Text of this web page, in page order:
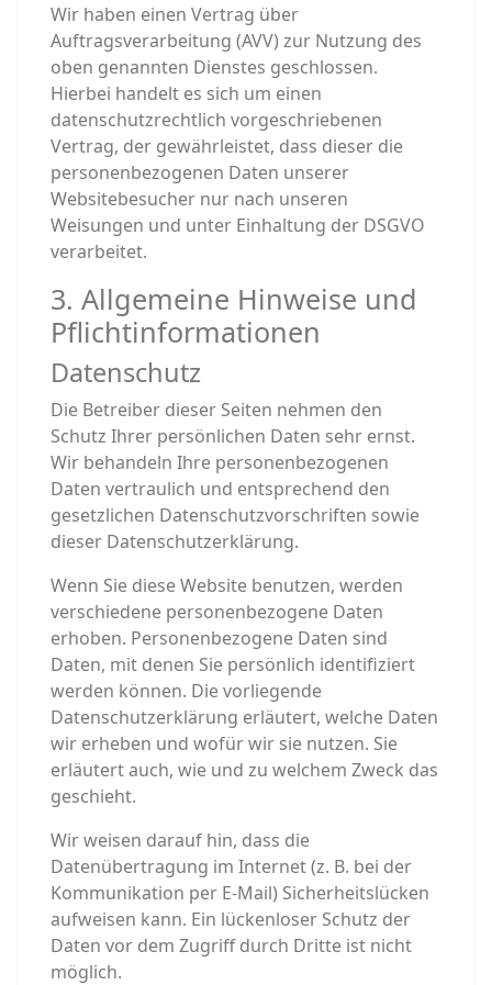
Wir haben einen Vertrag über
Auftragsverarbeitung (AVV) zur Nutzung des
oben genannten Dienstes geschlossen.
Hierbei handelt es sich um einen
datenschutzrechtlich vorgeschriebenen
Vertrag, der gewährleistet, dass dieser die
personenbezogenen Daten unserer
Websitebesucher nur nach unseren
Weisungen und unter Einhaltung der DSGVO
verarbeitet.
3. Allgemeine Hinweise und
Pflicht­informationen
Datenschutz
Die Betreiber dieser Seiten nehmen den
Schutz Ihrer persönlichen Daten sehr ernst.
Wir behandeln Ihre personenbezogenen
Daten vertraulich und entsprechend den
gesetzlichen Datenschutzvorschriften sowie
dieser Datenschutzerklärung.
Wenn Sie diese Website benutzen, werden
verschiedene personenbezogene Daten
erhoben. Personenbezogene Daten sind
Daten, mit denen Sie persönlich identifiziert
werden können. Die vorliegende
Datenschutzerklärung erläutert, welche Daten
wir erheben und wofür wir sie nutzen. Sie
erläutert auch, wie und zu welchem Zweck das
geschieht.
Wir weisen darauf hin, dass die
Datenübertragung im Internet (z. B. bei der
Kommunikation per E-Mail) Sicherheitslücken
aufweisen kann. Ein lückenloser Schutz der
Daten vor dem Zugriff durch Dritte ist nicht
möglich.